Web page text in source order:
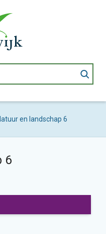
en landschap 6
6